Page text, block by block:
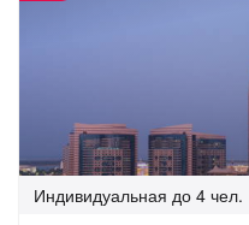
Индивидуальная до 4 чел.